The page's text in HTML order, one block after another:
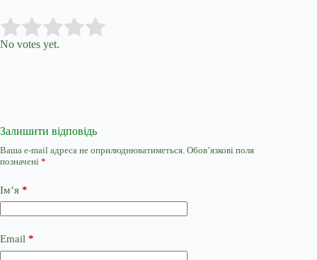
Rate this item:
No votes yet.
Залишити відповідь
Ваша e-mail адреса не оприлюднюватиметься. Обов’язкові поля
позначені *
Ім’я *
Email *